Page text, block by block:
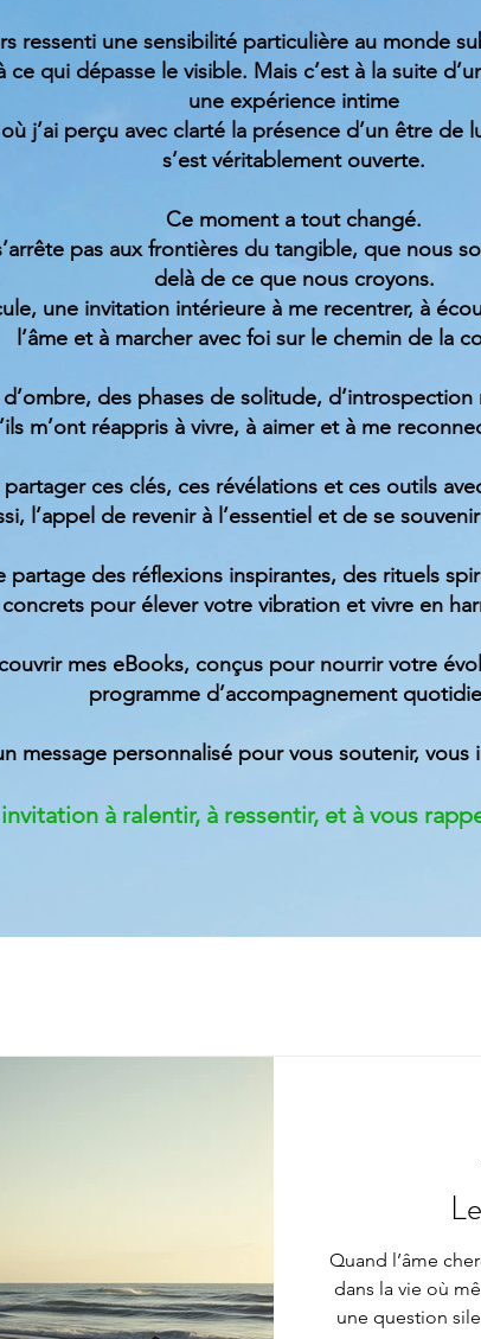
ressenti une sensibilité particulière au monde
ce qui dépasse le visible. Mais c’est à la suite
une expérience intime
où j’ai perçu avec clarté la présence d’un être de
s’est véritablement ouverte.
Ce moment a tout changé.
pas aux frontières du tangible, que nous
delà de ce que nous croyons.
une invitation intérieure à me recentrer, à
l’âme et à marcher avec foi sur le chemin de la
des phases de solitude, d’introspection
m’ont réappris à vivre, à aimer et à me
ces clés, ces révélations et ces outils
l’appel de revenir à l’essentiel et de se
partage des réflexions inspirantes, des rituels
pour élever votre vibration et vivre en
mes eBooks, conçus pour nourrir votre
programme d’accompagnement
message personnalisé pour vous soutenir,
à ralentir, à ressentir, et à vous
Quand l’âme
dans la vie où
une question